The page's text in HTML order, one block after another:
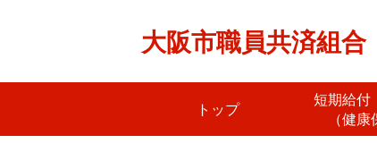
大阪市職員共済組合
トップ
短期
（健康